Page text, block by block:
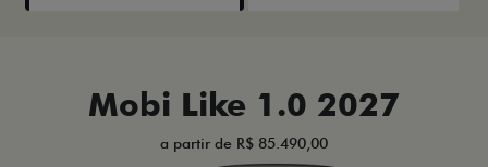
Mobi Like 1.0 2027
a partir de R$ 85.490,00